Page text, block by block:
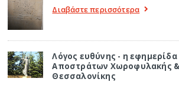
Διαβάστε περισσότερα
Λόγος ευθύνης - η
Αποστράτων Χωροφυλακής &
Θεσσαλονίκης